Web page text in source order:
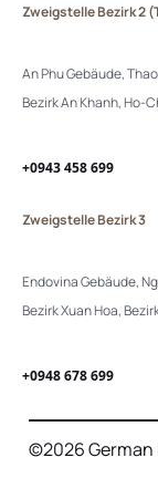
Zweigstelle Bezirk 2
An Phu Gebäude,
Bezirk An Khanh, Ho-
+0943 458 699
Zweigstelle Bezirk 3
Endovina Gebäude,
Bezirk Xuan Hoa,
+0948 678 699
©2026